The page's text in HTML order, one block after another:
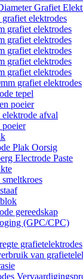
Grafiet
grafiet elektrodes
grafiet elektrodes
grafiet elektrodes
grafiet elektrodes
grafiet elektrodes
grafiet elektrodes
grafiet elektrodes
tepel
poeier
afval
Plak Oorsig
Electrode Paste
gereedskap
(GPC/CPC)
grafietelektrodes
van